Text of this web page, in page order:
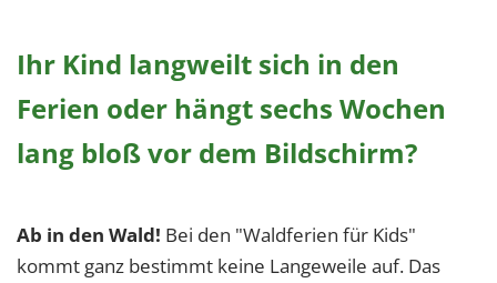
Ihr Kind langweilt sich in den
Ferien oder hängt sechs Wochen
lang bloß vor dem Bildschirm?
Ab in den Wald! Bei den "Waldferien für Kids"
kommt ganz bestimmt keine Langeweile auf. Das